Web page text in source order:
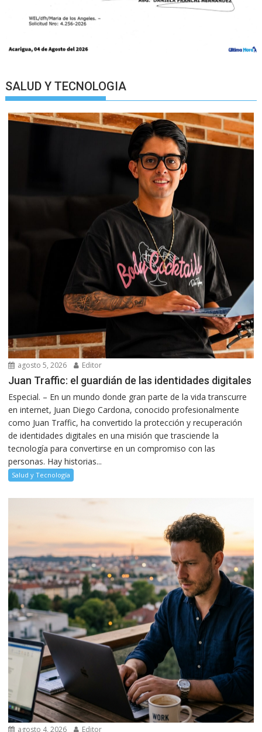
SALUD Y TECNOLOGIA
agosto 5, 2026 Editor
Juan Traffic: el guardián de las identidades digitales
Especial. – En un mundo donde gran parte de la vida transcurre
en internet, Juan Diego Cardona, conocido profesionalmente
como Juan Traffic, ha convertido la protección y recuperación
de identidades digitales en una misión que trasciende la
tecnología para convertirse en un compromiso con las
personas. Hay historias...
Salud y Tecnología
agosto 4, 2026 Editor